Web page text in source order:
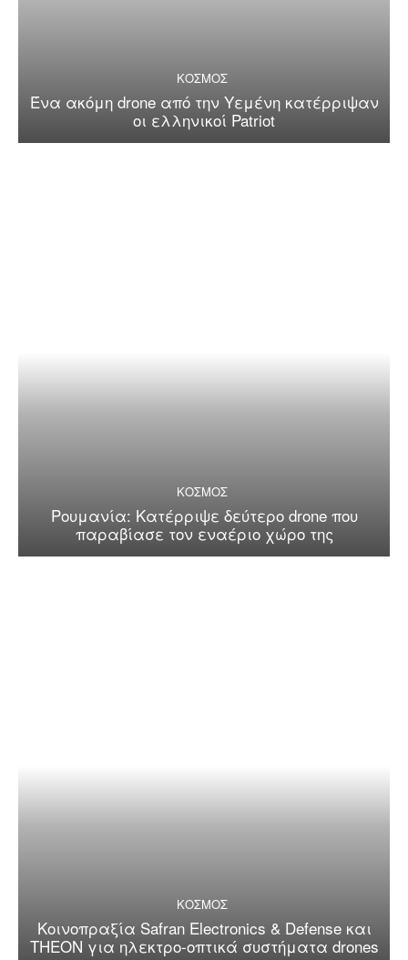
ΚΟΣΜΟΣ
Ένα ακόμη drone από την Υεμένη κατέρριψαν
οι ελληνικοί Patriot
ΚΟΣΜΟΣ
Ρουμανία: Κατέρριψε δεύτερο drone που
παραβίασε τον εναέριο χώρο της
ΚΟΣΜΟΣ
Κοινοπραξία Safran Electronics & Defense και
THEON για ηλεκτρο-οπτικά συστήματα drones